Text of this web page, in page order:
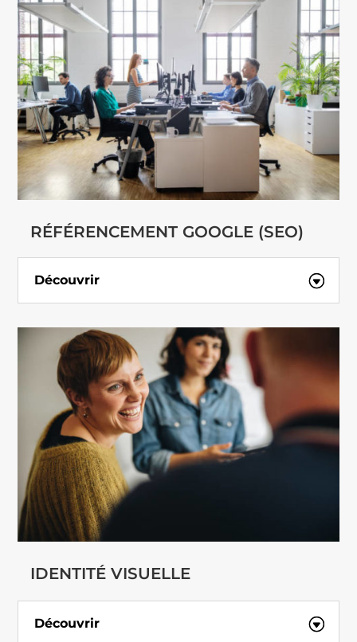
RÉFÉRENCEMENT GOOGLE (SEO)
Découvrir
IDENTITÉ VISUELLE
Découvrir